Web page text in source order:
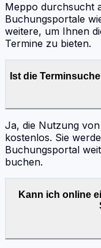
Meppo durchsucht
Buchungsportale
weitere, um Ihnen
Termine zu bieten.
Ist die
Ja, die Nutzung
kostenlos. Sie
Buchungsportal
buchen.
Kann ich online